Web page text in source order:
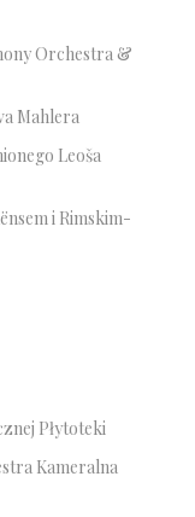
Orchestra &
Mahlera
Leoša
i Rimskim-
Płytoteki
Kameralna